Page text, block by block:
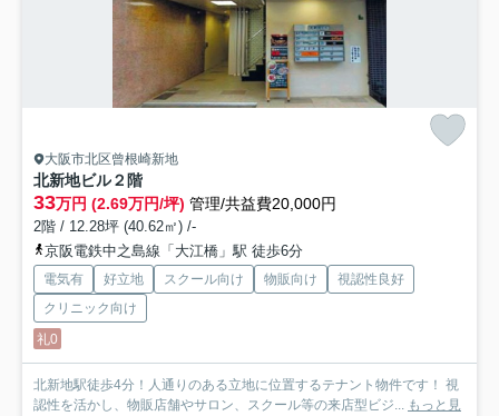
大阪市北区曾根崎新地
北新地ビル２階
33万円 (2.69万円/坪) 管理/共益費20,000円
2階 / 12.28坪 (40.62㎡) /-
京阪電鉄中之島線「大江橋」駅 徒歩6分
電気有 好立地 スクール向け 物販向け
視認性良好
クリニック向け
礼0
北新地駅徒歩4分！人通りのある立地に位置するテナント物件です！ 視
認性を活かし、物販店舗やサロン、スクール等の来店型ビジ... もっと見